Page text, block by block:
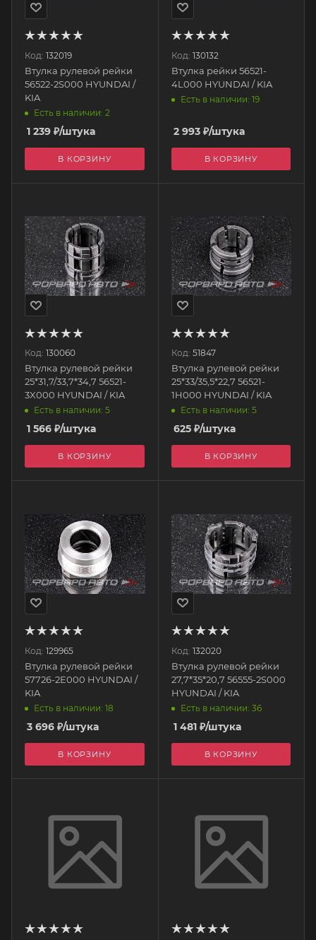
Код: 132019
Втулка рулевой рейки
56522-2S000 HYUNDAI /
KIA
Есть в наличии: 2
1 239 ₽/штука
В КОРЗИНУ
Код: 130132
Втулка рейки 56521-
4L000 HYUNDAI / KIA
Есть в наличии: 19
2 993₽/штука
В КОРЗИНУ
Код: 130060
Втулка рулевой рейки
25*31,7/33,7*34,7 56521-
3X000 HYUNDAI / KIA
Есть в наличии: 5
1 566 ₽/штука
В КОРЗИНУ
Код: 51847
Втулка рулевой рейки
25*33/35,5*22,7 56521-
1H000 HYUNDAI / KIA
Есть в наличии: 5
625₽/штука
В КОРЗИНУ
Код: 129965
Втулка рулевой рейки
57726-2E000 HYUNDAI /
KIA
Есть в наличии: 18
3 696 ₽/штука
В КОРЗИНУ
Код: 132020
Втулка рулевой рейки
27,7*35*20,7 56555-2S000
HYUNDAI / KIA
Есть в наличии: 36
1 481₽/штука
В КОРЗИНУ